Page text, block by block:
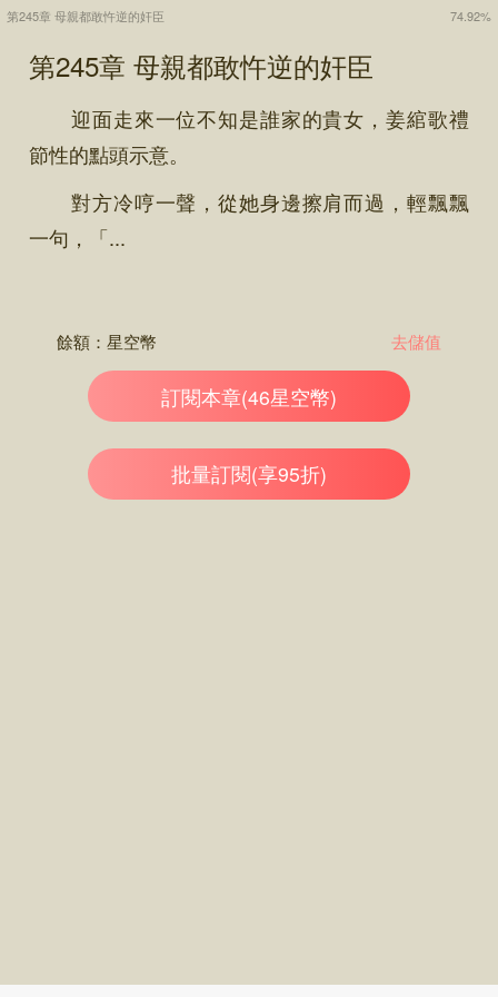
第245章 母親都敢忤逆的奸臣 74.92%
第245章 母親都敢忤逆的奸臣
迎面走來一位不知是誰家的貴女，姜綰歌禮
節性的點頭示意。
對方冷哼一聲，從她身邊擦肩而過，輕飄飄
一句，「...
餘額： 星空幣 去儲值
訂閱本章(46星空幣)
批量訂閱(享95折)